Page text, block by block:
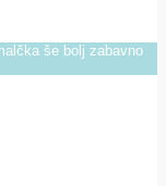
še bolj zabavno